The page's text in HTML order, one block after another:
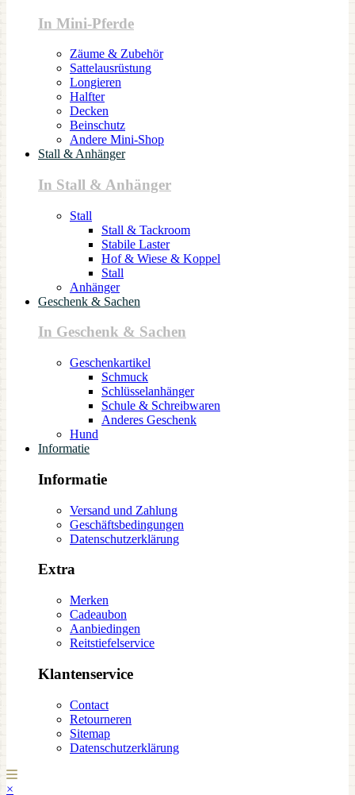
In Mini-Pferde
Zäume & Zubehör
Sattelausrüstung
Longieren
Halfter
Decken
Beinschutz
Andere Mini-Shop
Stall & Anhänger
In Stall & Anhänger
Stall
Stall & Tackroom
Stabile Laster
Hof & Wiese & Koppel
Stall
Anhänger
Geschenk & Sachen
In Geschenk & Sachen
Geschenkartikel
Schmuck
Schlüsselanhänger
Schule & Schreibwaren
Anderes Geschenk
Hund
Informatie
Informatie
Versand und Zahlung
Geschäftsbedingungen
Datenschutzerklärung
Extra
Merken
Cadeaubon
Aanbiedingen
Reitstiefelservice
Klantenservice
Contact
Retourneren
Sitemap
Datenschutzerklärung
×